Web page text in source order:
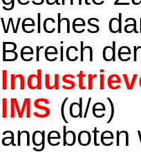
welches
Bereich der
IMS (d/e)
angeboten